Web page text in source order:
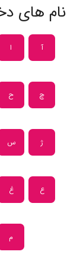
نام های
آ ا
چ ح
ژ س
ع غ
م